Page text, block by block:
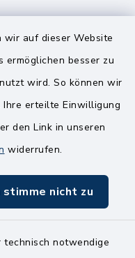
wir auf dieser Website
ermöglichen besser zu
wird. So können wir
erteilte Einwilligung
den Link in unseren
widerrufen.
stimme nicht zu
notwendige